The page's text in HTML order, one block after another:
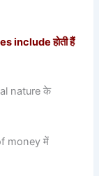
includeहोती हैं
nature के
money में